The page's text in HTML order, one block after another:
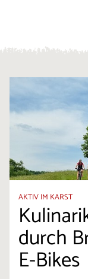
AKTIV IM KARST
durch
E-Bikes